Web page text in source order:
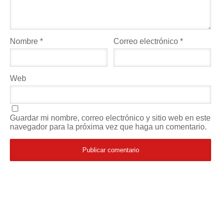
Nombre * Correo electrónico*
Web
Guardar mi nombre, correo electrónico y sitio web en este
navegador para la próxima vez que haga un comentario.